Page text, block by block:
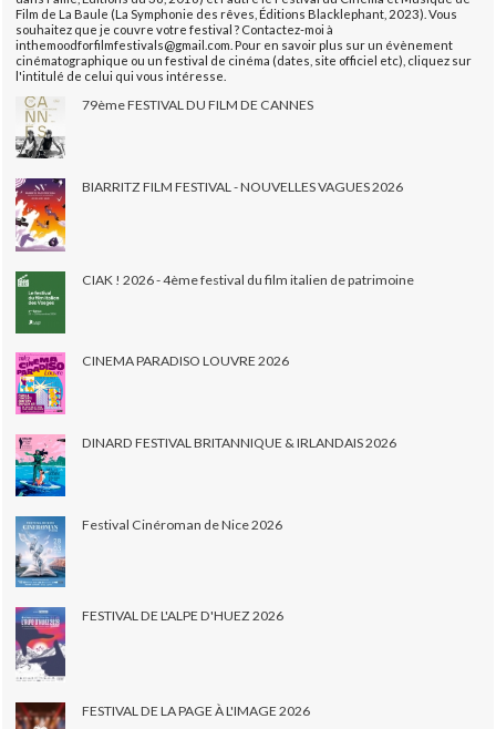
Film de La Baule (La Symphonie des rêves, Éditions Blacklephant, 2023). Vous
souhaitez que je couvre votre festival ? Contactez-moi à
inthemoodforfilmfestivals@gmail.com. Pour en savoir plus sur un évènement
cinématographique ou un festival de cinéma (dates, site officiel etc), cliquez sur
l'intitulé de celui qui vous intéresse.
79ème FESTIVAL DU FILM DE CANNES
BIARRITZ FILM FESTIVAL - NOUVELLES VAGUES 2026
CIAK ! 2026 - 4ème festival du film italien de patrimoine
CINEMA PARADISO LOUVRE 2026
DINARD FESTIVAL BRITANNIQUE & IRLANDAIS 2026
Festival Cinéroman de Nice 2026
FESTIVAL DE L'ALPE D'HUEZ 2026
FESTIVAL DE LA PAGE À L'IMAGE 2026